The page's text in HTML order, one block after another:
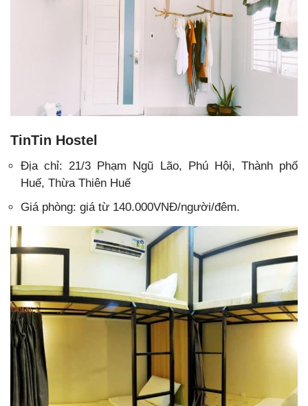
TinTin Hostel
Địa chỉ: 21/3 Phạm Ngũ Lão, Phú Hội, Thành phố
Huế, Thừa Thiên Huế
Giá phòng: giá từ 140.000VNĐ/người/đêm.